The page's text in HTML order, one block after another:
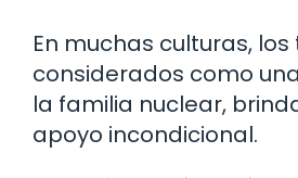
En muchas culturas,
considerados como
la familia nuclear,
apoyo incondicional.